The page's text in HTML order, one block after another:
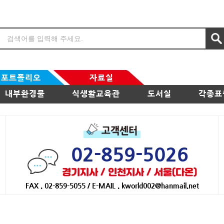
포트폴리오
자료실
내부환경물
식생활교육관 도서실 각종
02-859-5026
경기지사 / 인천지사 / 서울(다온)
FAX . 02-859-5055 / E-MAIL . kworld002@hanmail.net